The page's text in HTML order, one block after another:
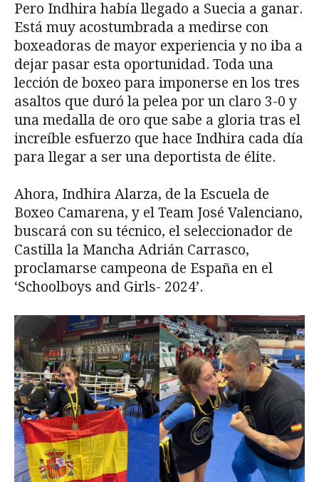
Pero Indhira había llegado a Suecia a ganar.
Está muy acostumbrada a medirse con
boxeadoras de mayor experiencia y no iba a
dejar pasar esta oportunidad. Toda una
lección de boxeo para imponerse en los tres
asaltos que duró la pelea por un claro 3-0 y
una medalla de oro que sabe a gloria tras el
increíble esfuerzo que hace Indhira cada día
para llegar a ser una deportista de élite.
Ahora, Indhira Alarza, de la Escuela de
Boxeo Camarena, y el Team José Valenciano,
buscará con su técnico, el seleccionador de
Castilla la Mancha Adrián Carrasco,
proclamarse campeona de España en el
‘Schoolboys and Girls- 2024’.